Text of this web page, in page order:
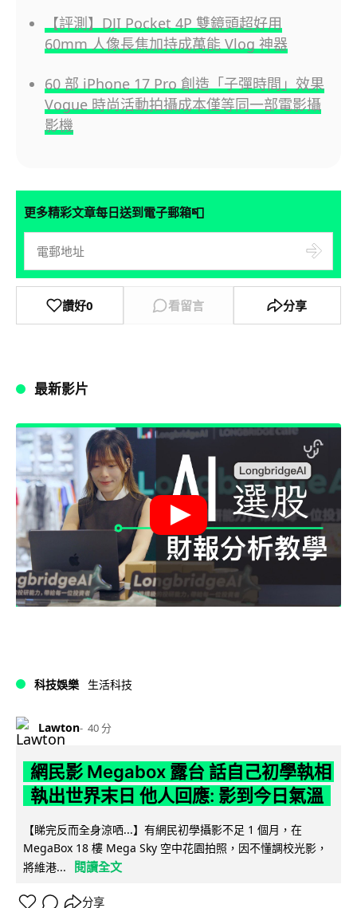
【評測】DJI Pocket 4P 雙鏡頭超好用
60mm 人像長焦加持成萬能 Vlog 神器
60 部 iPhone 17 Pro 創造「子彈時間」效果
Vogue 時尚活動拍攝成本僅等同一部電影攝
影機
更多精彩文章每日送到電子郵箱📮
讚好0 看留言 分享
最新影片
科技娛樂 生活科技
Lawton 40 分
網民影 Megabox 露台 話自己初學執相
執出世界末日 他人回應: 影到今日氣溫
【睇完反而全身涼哂...】有網民初學攝影不足 1 個月，在
MegaBox 18 樓 Mega Sky 空中花園拍照，因不懂調校光影，
將維港...
閱讀全文
分享